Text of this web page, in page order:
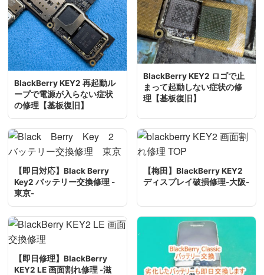
BlackBerry KEY2 再起動ル
ープで電源が入らない症状
の修理【基板復旧】
BlackBerry KEY2 ロゴで止
まって起動しない症状の修
理【基板復旧】
【即日対応】Black Berry
Key2 バッテリー交換修理 -
東京-
【梅田】BlackBerry KEY2
ディスプレイ破損修理-大阪-
【即日修理】BlackBerry
KEY2 LE 画面割れ修理 -滋